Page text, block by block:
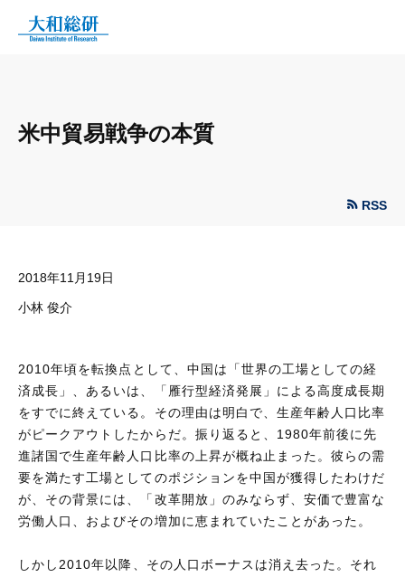
米中貿易戦争の本質
RSS
2018年11月19日
小林 俊介
2010年頃を転換点として、中国は「世界の工場としての経
済成長」、あるいは、「雁行型経済発展」による高度成長期
をすでに終えている。その理由は明白で、生産年齢人口比率
がピークアウトしたからだ。振り返ると、1980年前後に先
進諸国で生産年齢人口比率の上昇が概ね止まった。彼らの需
要を満たす工場としてのポジションを中国が獲得したわけだ
が、その背景には、「改革開放」のみならず、安価で豊富な
労働人口、およびその増加に恵まれていたことがあった。
しかし2010年以降、その人口ボーナスは消え去った。それ